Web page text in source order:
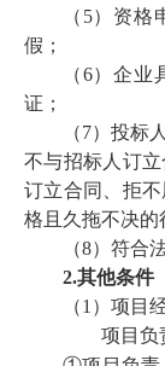
（ 5）资格
假；
（6）企业
证；
（7）投标
不与招标人订
订立合同、拒
格且久拖不决的
（8）符合
2.其他条件
（1） 项目
项目负